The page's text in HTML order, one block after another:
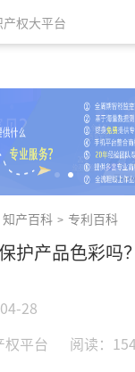
权大平台
知产百科 > 专利百科
护产品色彩吗
28
权平台
阅读：